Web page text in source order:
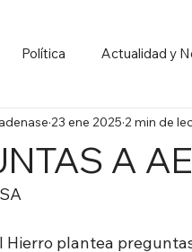
Política Actualidad y
y Economía
A
23 ene 2025 2 min de
Hierro plantea